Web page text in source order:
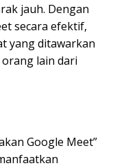
jauh. Dengan
secara efektif,
yang ditawarkan
lain dari
Google Meet”